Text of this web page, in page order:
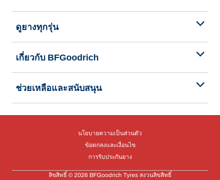
ดูยางทุกรุ่น
เกี่ยวกับ BFGoodrich
ช่วยเหลือและสนับสนุน
นโยบายความเป็นส่วนตัว
ข้อตกลงและเงื่อนไข
การรับประกันยาง
ลิขสิทธิ์ © 2026 BFGoodrich Tyres สงวนลิขสิทธิ์